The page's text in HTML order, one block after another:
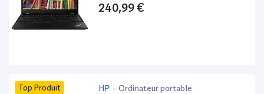
240,99 €
Top Produit HP - Ordinateur portable